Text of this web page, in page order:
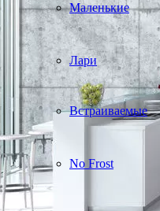
Маленькие
Лари
Встраиваемые
No Frost